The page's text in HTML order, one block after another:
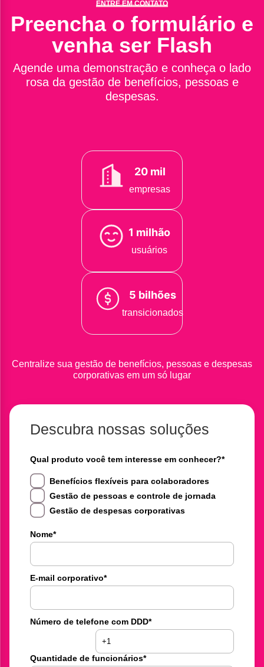
ENTRE EM CONTATO
Preencha o formulário e
venha ser Flash
Agende uma demonstração e conheça o lado
rosa da gestão de benefícios, pessoas e
despesas.
20 mil
empresas
1 milhão
usuários
5 bilhões
transicionados
Centralize sua gestão de benefícios, pessoas e despesas
corporativas em um só lugar
Descubra nossas soluções
Qual produto você tem interesse em conhecer?*
Benefícios flexíveis para colaboradores
Gestão de pessoas e controle de jornada
Gestão de despesas corporativas
Nome*
E-mail corporativo*
Número de telefone com DDD*
Quantidade de funcionários*